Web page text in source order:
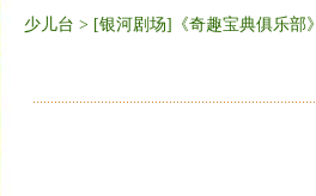
少儿台 > [银河剧场]《奇趣宝典俱乐部》